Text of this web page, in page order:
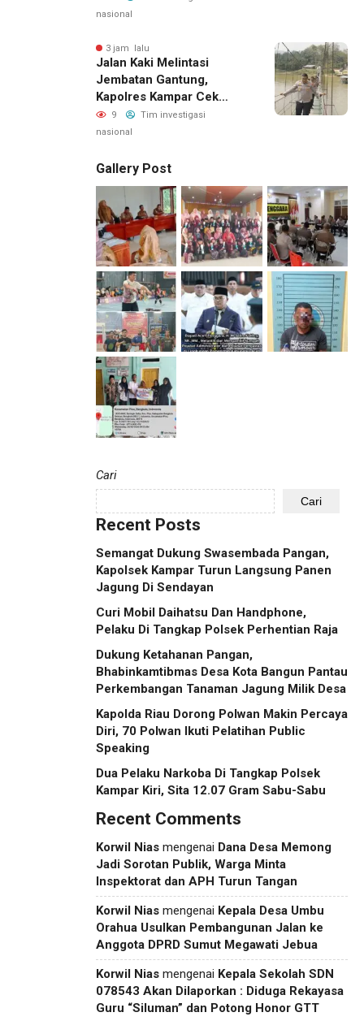
nasional
3 jam lalu
Jalan Kaki Melintasi
Jembatan Gantung,
Kapolres Kampar Cek
Kesiapan Lokasi Ekspedisi
Merah Putih Presisi
9
Tim investigasi
nasional
Gallery Post
Cari
Cari
Recent Posts
Semangat Dukung Swasembada Pangan,
Kapolsek Kampar Turun Langsung Panen
Jagung Di Sendayan
Curi Mobil Daihatsu Dan Handphone,
Pelaku Di Tangkap Polsek Perhentian Raja
Dukung Ketahanan Pangan,
Bhabinkamtibmas Desa Kota Bangun Pantau
Perkembangan Tanaman Jagung Milik Desa
Kapolda Riau Dorong Polwan Makin Percaya
Diri, 70 Polwan Ikuti Pelatihan Public
Speaking
Dua Pelaku Narkoba Di Tangkap Polsek
Kampar Kiri, Sita 12.07 Gram Sabu-Sabu
Recent Comments
Korwil Nias mengenai Dana Desa Memong
Jadi Sorotan Publik, Warga Minta
Inspektorat dan APH Turun Tangan
Korwil Nias mengenai Kepala Desa Umbu
Orahua Usulkan Pembangunan Jalan ke
Anggota DPRD Sumut Megawati Jebua
Korwil Nias mengenai Kepala Sekolah SDN
078543 Akan Dilaporkan : Diduga Rekayasa
Guru “Siluman” dan Potong Honor GTT